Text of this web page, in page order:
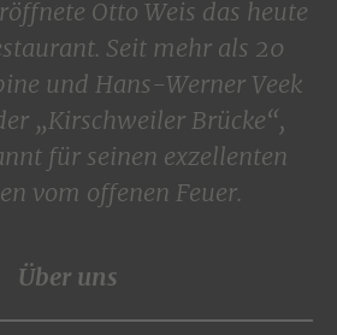
Otto Weis das heute
Seit mehr als 20
und Hans-Werner Veek
„Kirschweiler Brücke“,
für seinen exzellenten
vom offenen Feuer.
Über uns